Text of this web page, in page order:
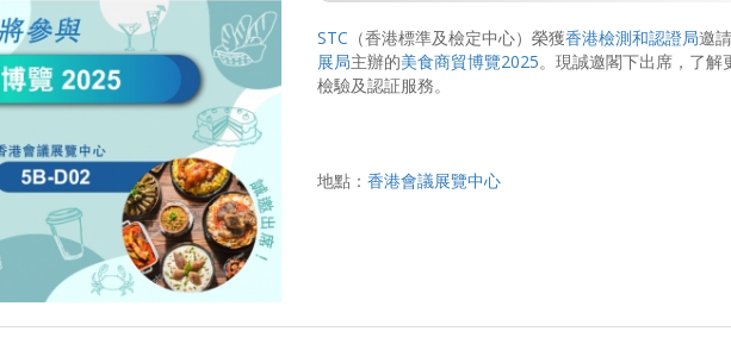
STC （香港標準及檢定中心）榮獲香港檢測和認證局邀
展局主辦的美食商貿博覽2025。現誠邀閣下出席，了解
檢驗及認証服務。
地點： 香港會議展覽中心